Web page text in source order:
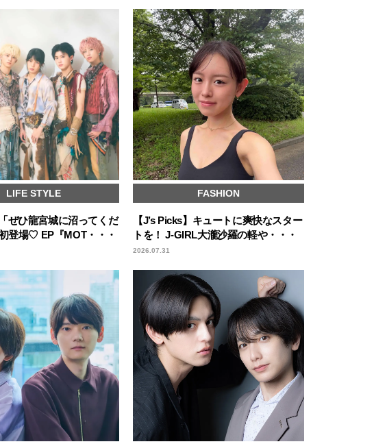
LIFE STYLE
ぜひ龍宮城に沼ってくだ
登場♡ EP『MOT・・・
FASHION
【J’s Picks】キュートに爽快なスター
トを！ J-GIRL大瀧沙羅の軽や・・・
2026.07.31